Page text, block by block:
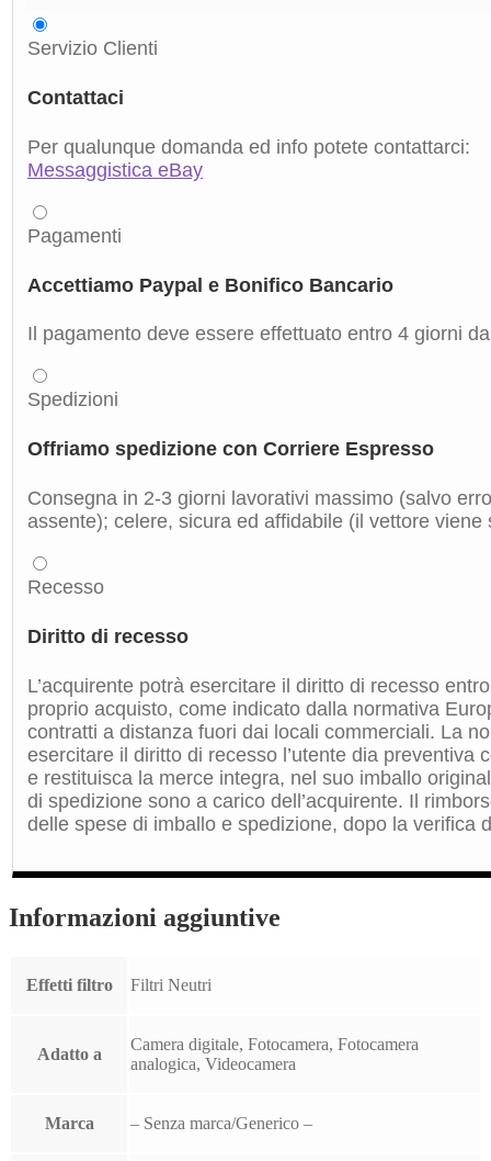
Servizio Clienti
Contattaci
Per qualunque domanda ed info potete contattarci:
Messaggistica eBay
Pagamenti
Accettiamo Paypal e Bonifico Bancario
Il pagamento deve essere effettuato entro 4 giorni
Spedizioni
Offriamo spedizione con Corriere Espresso
Consegna in 2-3 giorni lavorativi massimo (salvo
assente); celere, sicura ed affidabile (il vettore
Recesso
Diritto di recesso
L’acquirente potrà esercitare il diritto di recesso
proprio acquisto, come indicato dalla normativa
contratti a distanza fuori dai locali commerciali. La
esercitare il diritto di recesso l’utente dia preventiva
e restituisca la merce integra, nel suo imballo
di spedizione sono a carico dell’acquirente. Il
delle spese di imballo e spedizione, dopo la verifica
Informazioni aggiuntive
Effetti filtro Filtri Neutri
Adatto a
Camera digitale, Fotocamera, Fotocamera
analogica, Videocamera
Marca – Senza marca/Generico –